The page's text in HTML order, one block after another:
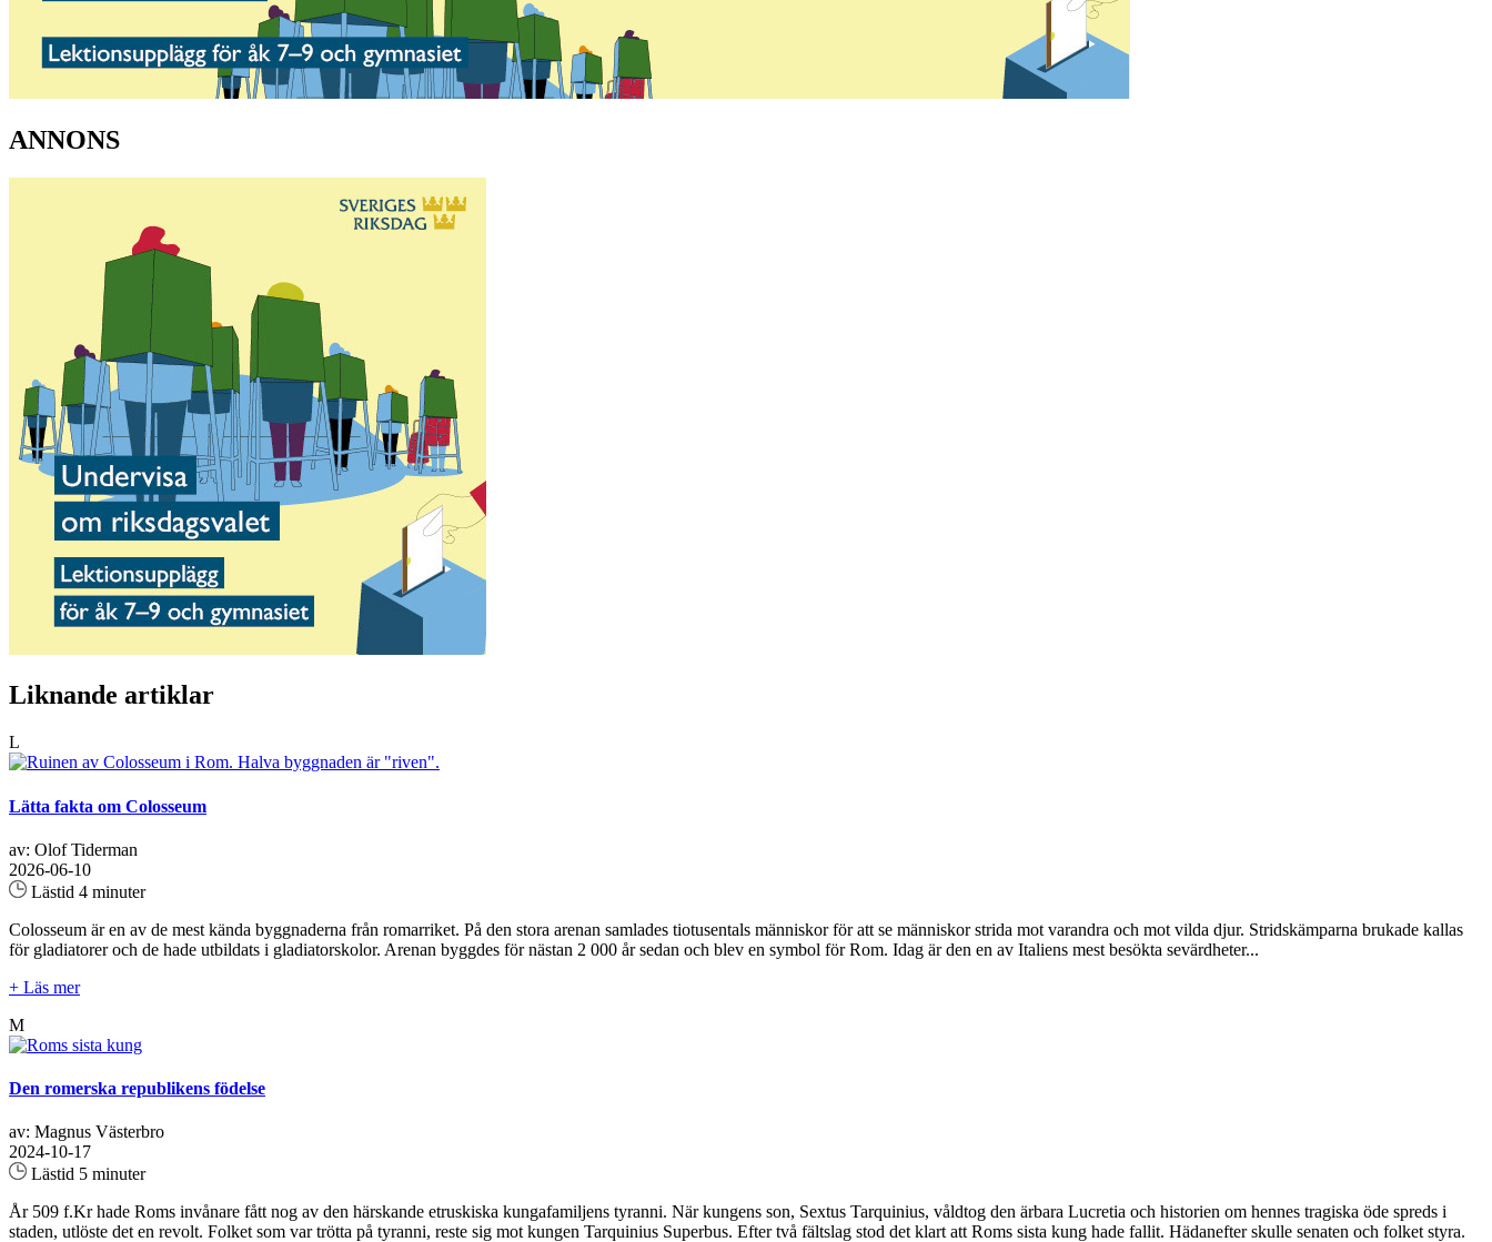
ANNONS
Liknande artiklar
L
Lätta fakta om Colosseum
av: Olof Tiderman
2026-06-10
Lästid 4 minuter
Colosseum är en av de mest kända byggnaderna från romarriket. På den stora arenan samlades tiotusentals människor för att se människor strida mot varandra och mot vilda djur. Stridskämparna brukade kallas
för gladiatorer och de hade utbildats i gladiatorskolor. Arenan byggdes för nästan 2 000 år sedan och blev en symbol för Rom. Idag är den en av Italiens mest besökta sevärdheter...
+ Läs mer
M
Den romerska republikens födelse
av: Magnus Västerbro
2024-10-17
Lästid 5 minuter
År 509 f.Kr hade Roms invånare fått nog av den härskande etruskiska kungafamiljens tyranni. När kungens son, Sextus Tarquinius, våldtog den ärbara Lucretia och historien om hennes tragiska öde spreds i
staden, utlöste det en revolt. Folket som var trötta på tyranni, reste sig mot kungen Tarquinius Superbus. Efter två fältslag stod det klart att Roms sista kung hade fallit. Hädanefter skulle senaten och folket styra.